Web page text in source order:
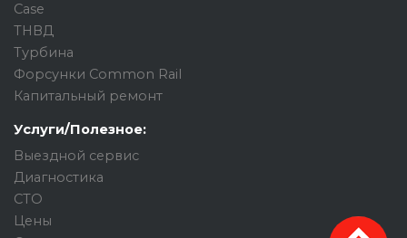
Case
ТНВД
Турбина
Форсунки Common Rail
Капитальный ремонт
Услуги/Полезное:
Выездной сервис
Диагностика
СТО
Цены